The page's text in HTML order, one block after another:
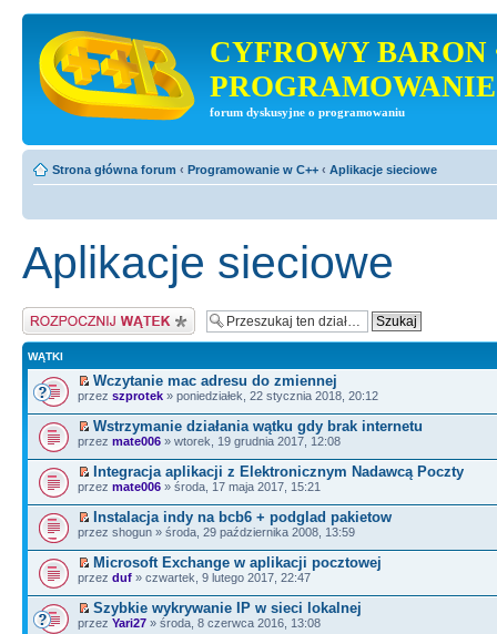
CYFROWY BARON
PROGRAMOWANIE
forum dyskusyjne o programowaniu
Strona główna forum ‹ Programowanie w C++ ‹ Aplikacje sieciowe
Aplikacje sieciowe
Napisz wątek
WĄTKI
Wczytanie mac adresu do zmiennej
przez szprotek » poniedziałek, 22 stycznia 2018, 20:12
Wstrzymanie działania wątku gdy brak internetu
przez mate006 » wtorek, 19 grudnia 2017, 12:08
Integracja aplikacji z Elektronicznym Nadawcą Poczty
przez mate006 » środa, 17 maja 2017, 15:21
Instalacja indy na bcb6 + podglad pakietow
przez shogun » środa, 29 października 2008, 13:59
Microsoft Exchange w aplikacji pocztowej
przez duf » czwartek, 9 lutego 2017, 22:47
Szybkie wykrywanie IP w sieci lokalnej
przez Yari27 » środa, 8 czerwca 2016, 13:08